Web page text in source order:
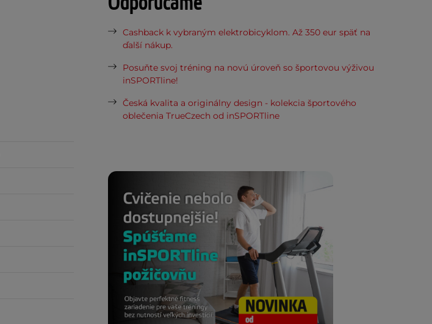
Cashback k vybraným elektrobicyklom. Až 350 eur späť na
ďalší nákup.
Posuňte svoj tréning na novú úroveň so športovou výživou
inSPORTline!
Česká kvalita a originálny design - kolekcia športového
oblečenia TrueCzech od inSPORTline